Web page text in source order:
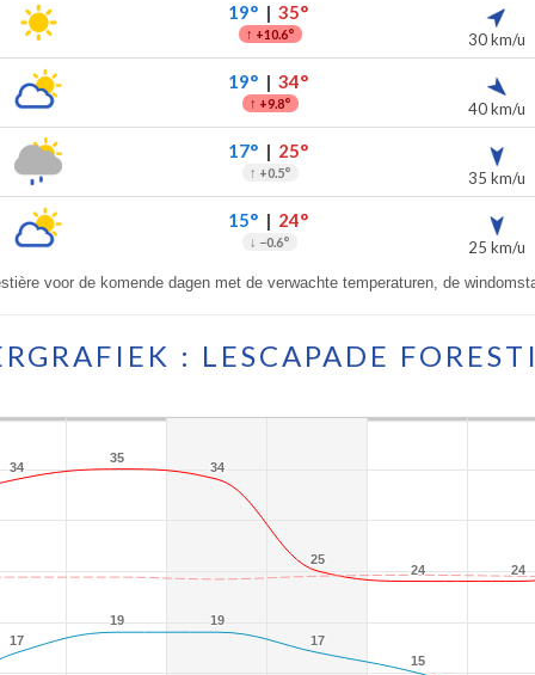
19°| 35°
↑ +10.6° 30 km/u
19°| 34°
↑ +9.8° 40 km/u
17°| 25°
↑ +0.5° 35 km/u
15°| 24°
↓ −0.6° 25 km/u
voor de komende dagen met de verwachte temperaturen, de
: LESCAPADE
34
34
35
35
34
34
25
25
24
24 24
24
17
17
19
19 19
19
17
17
15
15